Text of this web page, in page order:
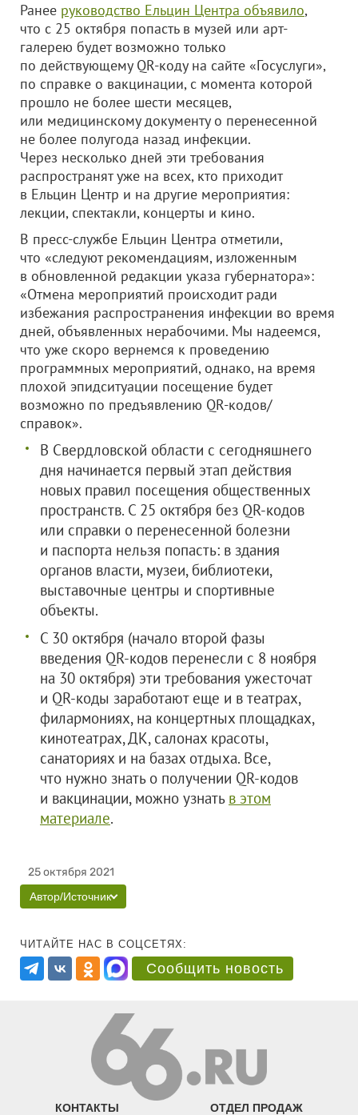
Ранее руководство Ельцин Центра объявило,
что с 25 октября попасть в музей или арт-
галерею будет возможно только
по действующему QR-коду на сайте «Госуслуги»,
по cправке о вакцинации, с момента которой
прошло не более шести месяцев,
или медицинскому документу о перенесенной
не более полугода назад инфекции.
Через несколько дней эти требования
распространят уже на всех, кто приходит
в Ельцин Центр и на другие мероприятия:
лекции, спектакли, концерты и кино.
В пресс-службе Ельцин Центра отметили,
что «следуют рекомендациям, изложенным
в обновленной редакции указа губернатора»:
«Отмена мероприятий происходит ради
избежания распространения инфекции во время
дней, объявленных нерабочими. Мы надеемся,
что уже скоро вернемся к проведению
программных мероприятий, однако, на время
плохой эпидситуации посещение будет
возможно по предъявлению QR-кодов/
справок».
В Свердловской области с сегодняшнего
дня начинается первый этап действия
новых правил посещения общественных
пространств. С 25 октября без QR-кодов
или справки о перенесенной болезни
и паспорта нельзя попасть: в здания
органов власти, музеи, библиотеки,
выставочные центры и спортивные
объекты.
С 30 октября (начало второй фазы
введения QR-кодов перенесли с 8 ноября
на 30 октября) эти требования ужесточат
и QR-коды заработают еще и в театрах,
филармониях, на концертных площадках,
кинотеатрах, ДК, салонах красоты,
санаториях и на базах отдыха. Все,
что нужно знать о получении QR-кодов
и вакцинации, можно узнать в этом
материале.
25 октября 2021
Автор/Источник
ЧИТАЙТЕ НАС В СОЦСЕТЯХ:
Сообщить новость
КОНТАКТЫ ОТДЕЛ ПРОДАЖ